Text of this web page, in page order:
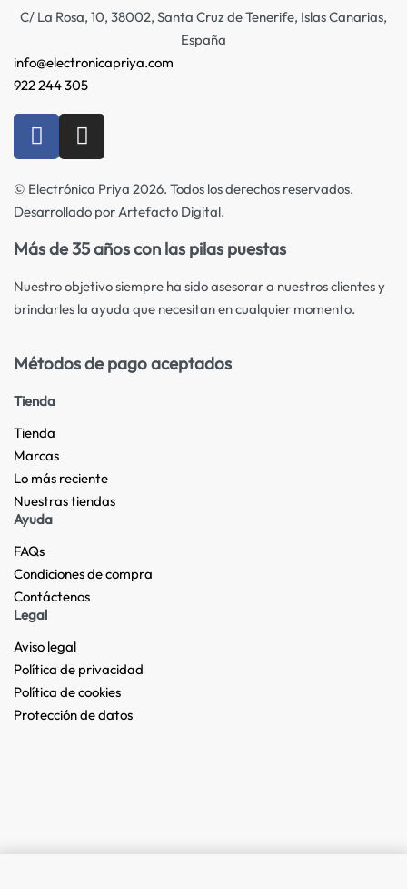
C/ La Rosa, 10, 38002, Santa Cruz de Tenerife, Islas Canarias,
España
info@electronicapriya.com
922 244 305
© Electrónica Priya 2026. Todos los derechos reservados.
Desarrollado por Artefacto Digital.
Más de 35 años con las pilas puestas
Nuestro objetivo siempre ha sido asesorar a nuestros clientes y
brindarles la ayuda que necesitan en cualquier momento.
Métodos de pago aceptados
Tienda
Tienda
Marcas
Lo más reciente​
Nuestras tiendas​
Ayuda
FAQs
Condiciones de compra
Contáctenos
Legal
Aviso legal
Política de privacidad
Política de cookies
Protección de datos